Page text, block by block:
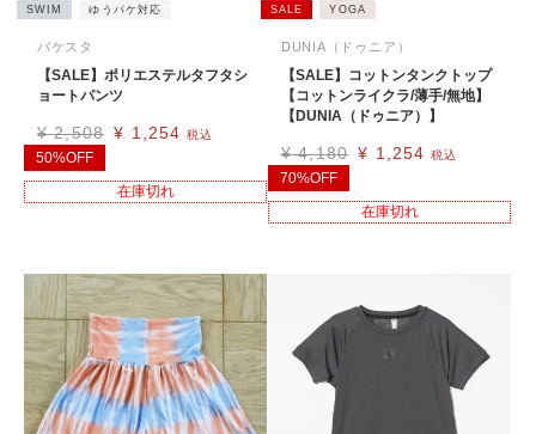
SWIM ゆうパケ対応
バケスタ
【SALE】ポリエステルタフタシ
ョートパンツ
¥ 2,508 ¥ 1,254 税込
50%OFF
在庫切れ
SALE YOGA
DUNIA（ドゥニア）
【SALE】コットンタンクトップ
【コットンライクラ/薄手/無地】
【DUNIA（ドゥニア）】
¥ 4,180 ¥ 1,254 税込
70%OFF
在庫切れ